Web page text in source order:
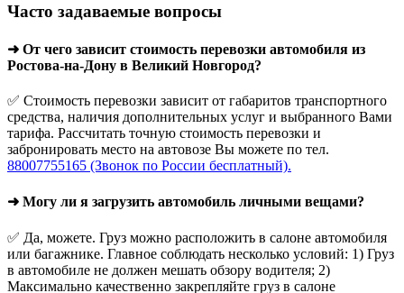
Часто задаваемые вопросы
➜ От чего зависит стоимость перевозки автомобиля из
Ростова-на-Дону в Великий Новгород?
✅ Стоимость перевозки зависит от габаритов транспортного
средства, наличия дополнительных услуг и выбранного Вами
тарифа. Рассчитать точную стоимость перевозки и
забронировать место на автовозе Вы можете по тел.
88007755165 (Звонок по России бесплатный).
➜ Могу ли я загрузить автомобиль личными вещами?
✅ Да, можете. Груз можно расположить в салоне автомобиля
или багажнике. Главное соблюдать несколько условий: 1) Груз
в автомобиле не должен мешать обзору водителя; 2)
Максимально качественно закрепляйте груз в салоне